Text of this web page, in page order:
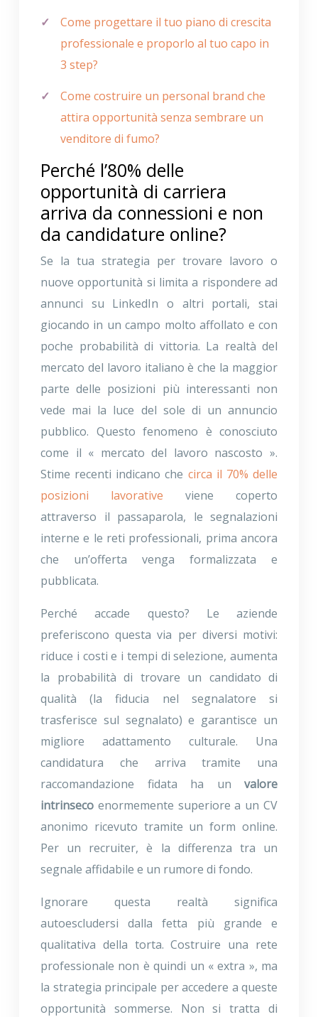
Come progettare il tuo piano di crescita
professionale e proporlo al tuo capo in
3 step?
Come costruire un personal brand che
attira opportunità senza sembrare un
venditore di fumo?
Perché l’80% delle
opportunità di carriera
arriva da connessioni e non
da candidature online?
Se la tua strategia per trovare lavoro o
nuove opportunità si limita a rispondere ad
annunci su LinkedIn o altri portali, stai
giocando in un campo molto affollato e con
poche probabilità di vittoria. La realtà del
mercato del lavoro italiano è che la maggior
parte delle posizioni più interessanti non
vede mai la luce del sole di un annuncio
pubblico. Questo fenomeno è conosciuto
come il « mercato del lavoro nascosto ».
Stime recenti indicano che circa il 70% delle
posizioni lavorative viene coperto
attraverso il passaparola, le segnalazioni
interne e le reti professionali, prima ancora
che un’offerta venga formalizzata e
pubblicata.
Perché accade questo? Le aziende
preferiscono questa via per diversi motivi:
riduce i costi e i tempi di selezione, aumenta
la probabilità di trovare un candidato di
qualità (la fiducia nel segnalatore si
trasferisce sul segnalato) e garantisce un
migliore adattamento culturale. Una
candidatura che arriva tramite una
raccomandazione fidata ha un valore
intrinseco enormemente superiore a un CV
anonimo ricevuto tramite un form online.
Per un recruiter, è la differenza tra un
segnale affidabile e un rumore di fondo.
Ignorare questa realtà significa
autoescludersi dalla fetta più grande e
qualitativa della torta. Costruire una rete
professionale non è quindi un « extra », ma
la strategia principale per accedere a queste
opportunità sommerse. Non si tratta di